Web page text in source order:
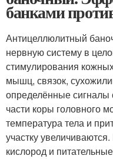
банками
Антицеллюлитный
нервную систему в
стимулирования
мышц, связок,
определённые
части коры головного
температура тела и
участку
кислород и